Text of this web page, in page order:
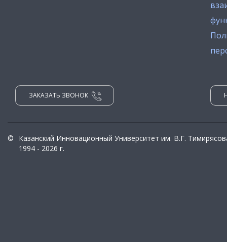
ЗАКАЗАТЬ ЗВОНОК
©
Казанский Инновационный Университет им. В.Г.
1994 - 2026 г.